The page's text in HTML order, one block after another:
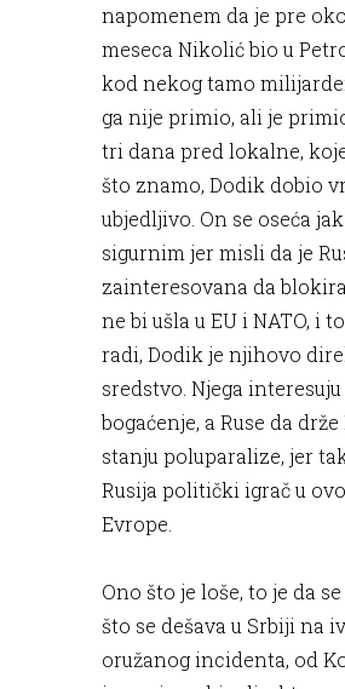
napomenem da je pre
meseca Nikolić bio u
kod nekog tamo
ga nije primio, ali je
tri dana pred lokalne,
što znamo, Dodik dobio
ubjedljivo. On se oseća
sigurnim jer misli da je
zainteresovana da
ne bi ušla u EU i NATO, i
radi, Dodik je njihovo
sredstvo. Njega
bogaćenje, a Ruse da drže
stanju poluparalize, jer
Rusija politički igrač u
Evrope.
Ono što je loše, to je da
što se dešava u Srbiji na
oružanog incidenta, od